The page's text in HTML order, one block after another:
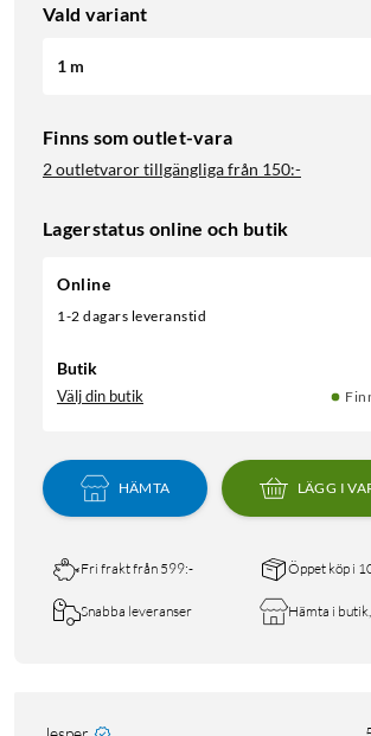
Vald variant
1 m
Finns som outlet-vara
2 outletvaror tillgängliga från 150:-
Lagerstatus online och butik
Online
1-2 dagars leveranstid
Butik
Välj din butik
HÄMTA LÄGG I
Fri frakt från 599:- Öppet köp i
Snabba leveranser Hämta i